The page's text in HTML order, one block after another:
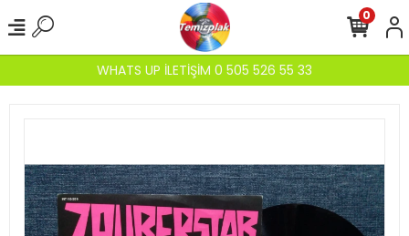
WHATS UP İLETİŞİM 0 505 526 55 33
0